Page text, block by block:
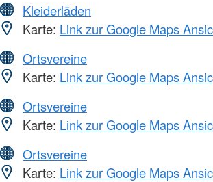
Kleiderläden
Karte: Link zur Google Maps
Ortsvereine
Karte: Link zur Google Maps
Ortsvereine
Karte: Link zur Google Maps
Ortsvereine
Karte: Link zur Google Maps